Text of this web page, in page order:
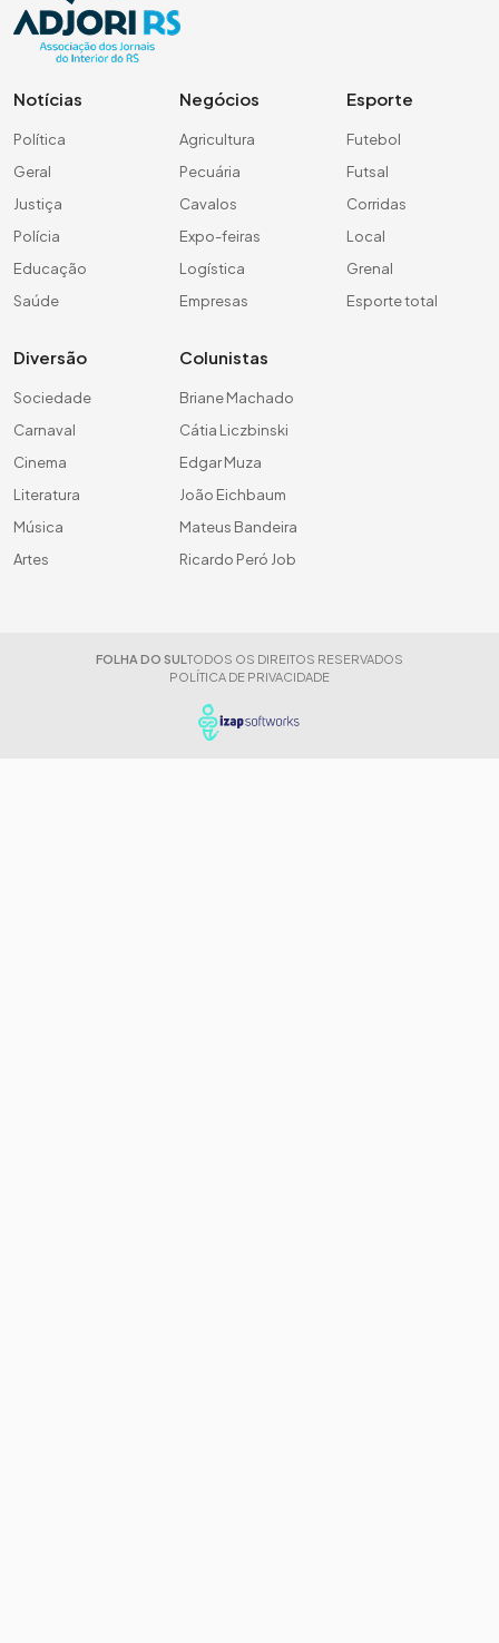
Notícias
Política
Geral
Justiça
Polícia
Educação
Saúde
Negócios
Agricultura
Pecuária
Cavalos
Expo-feiras
Logística
Empresas
Esporte
Futebol
Futsal
Corridas
Local
Grenal
Esporte total
Diversão
Sociedade
Carnaval
Cinema
Literatura
Música
Artes
Colunistas
Briane Machado
Cátia Liczbinski
Edgar Muza
João Eichbaum
Mateus Bandeira
Ricardo Peró Job
FOLHA DO SUL TODOS OS DIREITOS RESERVADOS
POLÍTICA DE PRIVACIDADE